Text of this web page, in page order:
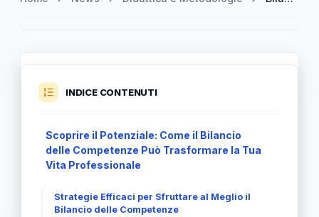
INDICE CONTENUTI
Scoprire il Potenziale: Come il Bilancio
delle Competenze Può Trasformare la Tua
Vita Professionale
Strategie Efficaci per Sfruttare al Meglio il
Bilancio delle Competenze